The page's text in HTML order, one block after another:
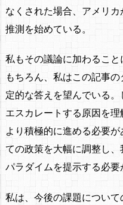
なくされた場合、アメリ
推測を始めている。
私もその議論に加わること
もちろん、私はこの記事
定的な答えを望んでいる
エスカレートする原因を
より積極的に進める必要
ての政策を大幅に調整し
パラダイムを提示する必要
私は、今後の課題につい